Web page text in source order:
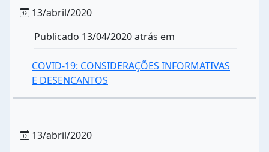
13/abril/2020
Publicado 13/04/2020 atrás em
COVID-19: CONSIDERAÇÕES INFORMATIVAS
E DESENCANTOS
13/abril/2020